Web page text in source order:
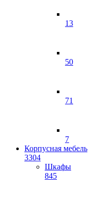
13
50
71
7
Корпусная мебель
3304
Шкафы
845